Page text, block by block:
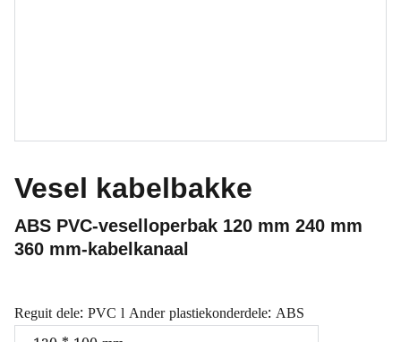
Vesel kabelbakke
ABS PVC-veselloperbak 120 mm 240 mm
360 mm-kabelkanaal
Reguit dele: PVC l Ander plastiekonderdele: ABS